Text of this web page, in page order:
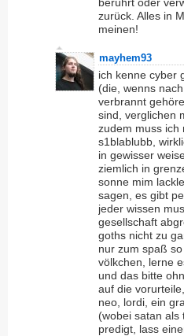
zurück. Alles in
meinen!
mayhem93
ich kenne cyber
(die, wenns
verbrannt
sind, verglichen
zudem muss ich
s1blablubb,
in gewisser
ziemlich in
sonne mim
sagen, es gibt
jeder wissen
gesellschaft
goths nicht zu
nur zum spaß
völkchen, lerne
und das bitte
auf die
neo, lordi, ein
(wobei satan als
predigt, lass